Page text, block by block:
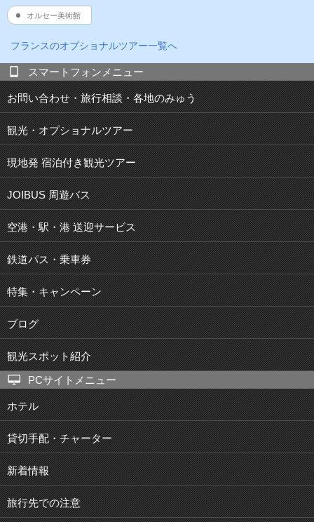
オルセー美術館
フランスのオプショナルツアー一覧へ
スマートフォンメニュー
お問い合わせ・旅行相談・各地のみゅう
観光・オプショナルツアー
現地発 宿泊付き観光ツアー
JOIBUS 周遊バス
空港・駅・港 送迎サービス
鉄道パス・乗車券
特集・キャンペーン
ブログ
観光スポット紹介
PCサイトメニュー
ホテル
貸切手配・チャーター
新着情報
旅行先での注意